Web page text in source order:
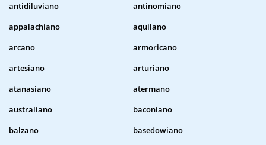
antidiluviano
antinomiano
appalachiano
aquilano
arcano
armoricano
artesiano
arturiano
atanasiano
atermano
australiano
baconiano
balzano
basedowiano